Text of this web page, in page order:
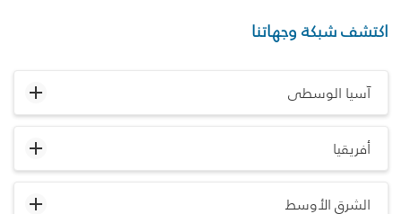
اكتشف شبكة وجهاتنا
آسيا الوسطى
أفريقيا
الشرق الأوسط